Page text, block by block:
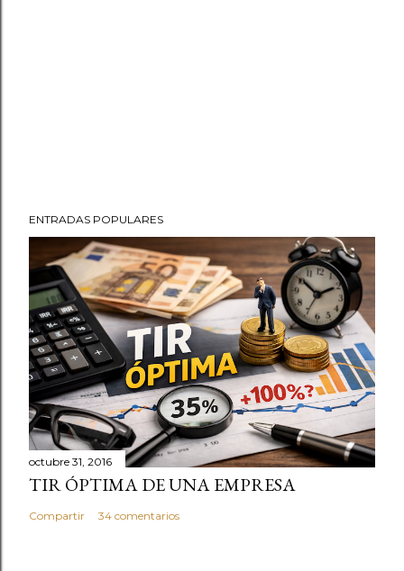
ENTRADAS POPULARES
octubre 31, 2016
TIR ÓPTIMA DE UNA EMPRESA
Compartir 34 comentarios